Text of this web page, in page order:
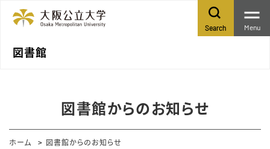
図書館
Search Menu
図書館からのお知らせ
ホーム
図書館からのお知らせ